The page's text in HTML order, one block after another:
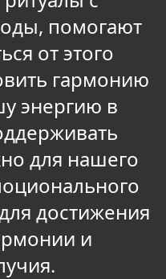
помогают
от этого
гармонию
энергию в
для нашего
достижения
и